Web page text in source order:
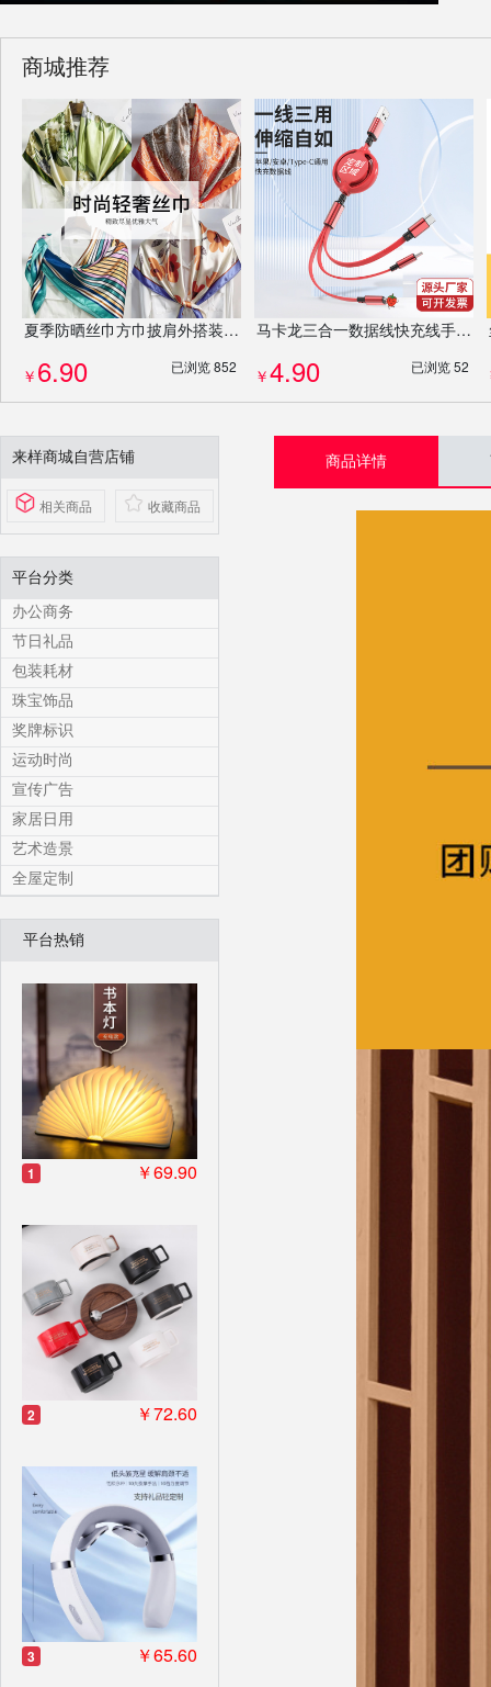
商城推荐
夏季防晒丝巾方巾披肩外搭装饰沙滩巾妇女节伴手礼企业公司送礼礼物混发批发
￥ 6.90 已浏览 852
马卡龙三合一数据线快充线手机充电线可伸缩办公礼品礼盒定制
￥4.90 已浏览 52
来样商城自营店铺
相关商品 收藏商品
平台分类
办公商务
节日礼品
包装耗材
珠宝饰品
奖牌标识
运动时尚
宣传广告
家居日用
艺术造景
全屋定制
平台热销
1 ￥69.90
2 ￥72.60
3 ￥65.60
商品详情